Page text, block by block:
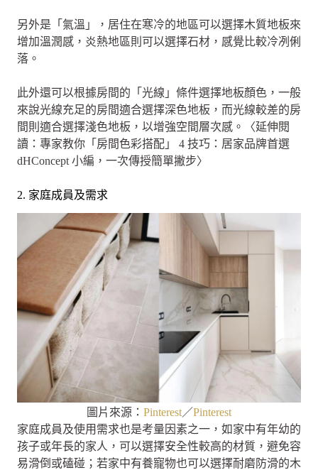
另外是「氣溫」，居住在寒冷的地區可以選擇木質地板來
增加溫潤感，炎熱地區則可以選擇石材，感覺比較冷冽俐
落。
此外還可以根據房間的「光線」條件選擇地板顏色，一般
來說光線充足的房間適合選擇深色地板，而光線較差的房
間則適合選擇淺色地板，以增強空間層次感。〈延伸閱
讀：專家教你「房間色彩搭配」 4 技巧：居家品牌首選
dHConcept 小編，一次傳授簡單撇步〉
2. 家庭成員及需求
圖片來源： Pinterest／Pinterest
家庭成員及使用需求也是考量因素之一，如家中有年幼的
孩子或年長的家人，可以選擇安全性較高的材質，避免容
易滑倒或磕碰；若家中有養寵物也可以選擇耐磨防滑的木